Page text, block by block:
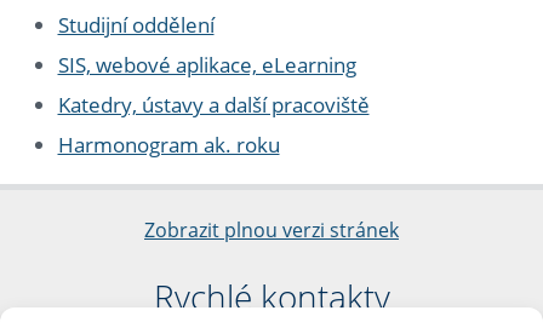
Studijní oddělení
SIS, webové aplikace, eLearning
Katedry, ústavy a další pracoviště
Harmonogram ak. roku
Zobrazit plnou verzi stránek
Rychlé kontakty